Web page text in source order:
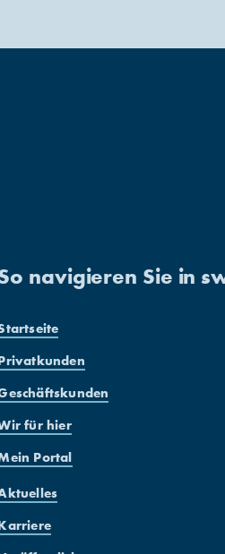
navigieren Sie in
für hier
Portal